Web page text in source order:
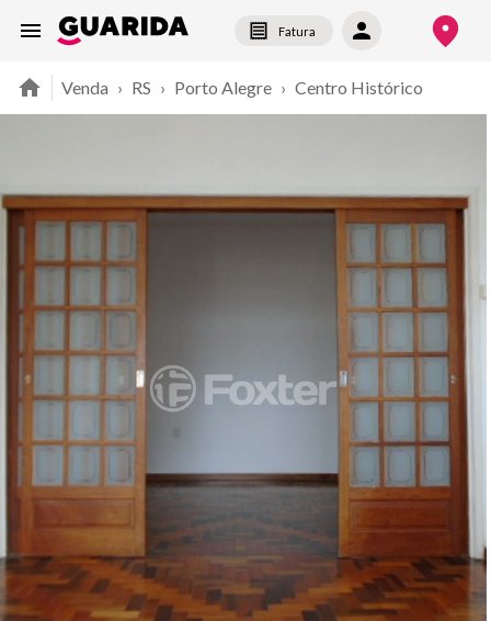
Fatura
Venda › RS › Porto Alegre › Centro Histórico